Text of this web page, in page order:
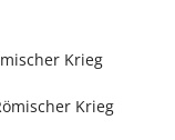
Krieg
Krieg